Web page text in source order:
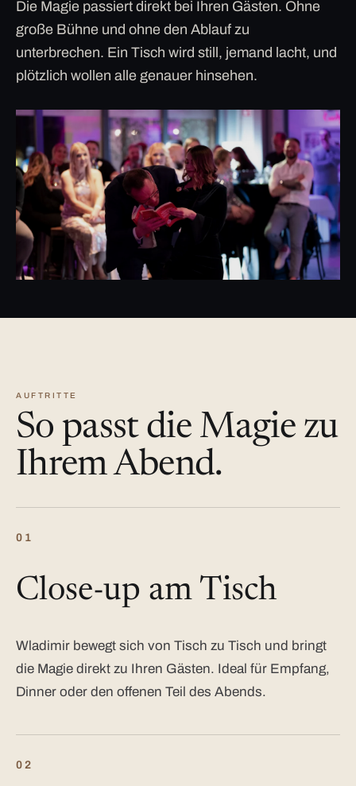
Die Magie passiert direkt bei Ihren Gästen. Ohne
große Bühne und ohne den Ablauf zu
unterbrechen. Ein Tisch wird still, jemand lacht, und
plötzlich wollen alle genauer hinsehen.
AUFTRITTE
So passt die Magie zu
Ihrem Abend.
01
Close-up am Tisch
Wladimir bewegt sich von Tisch zu Tisch und bringt
die Magie direkt zu Ihren Gästen. Ideal für Empfang,
Dinner oder den offenen Teil des Abends.
02